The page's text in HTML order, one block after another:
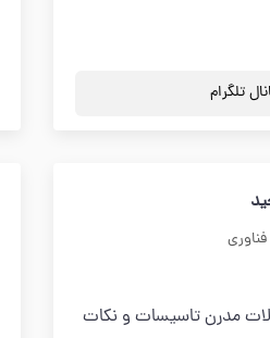
تلگرام
مدرن تاسیسات و نکات